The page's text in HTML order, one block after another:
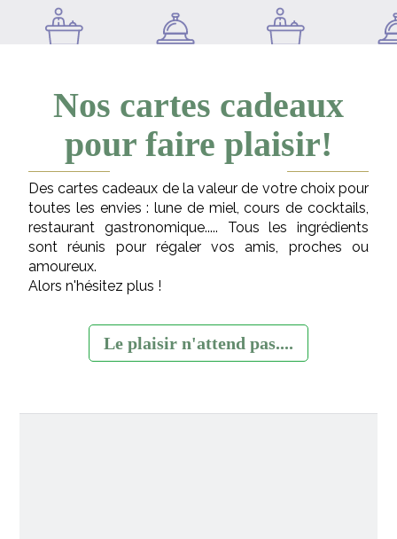
Nos cartes cadeaux
pour faire plaisir!
Des cartes cadeaux de la valeur de votre choix pour
toutes les envies : lune de miel, cours de cocktails,
restaurant gastronomique..... Tous les ingrédients
sont réunis pour régaler vos amis, proches ou
amoureux.
Alors n'hésitez plus !
Le plaisir n'attend pas....